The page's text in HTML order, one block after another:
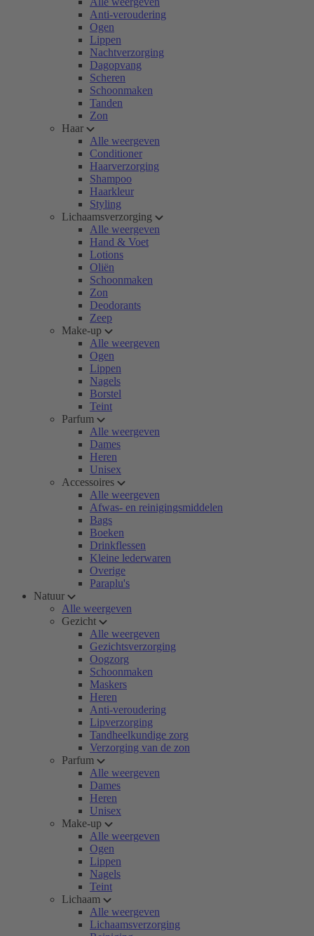
Anti-veroudering
Ogen
Lippen
Nachtverzorging
Dagopvang
Scheren
Schoonmaken
Tanden
Zon
Haar
Alle weergeven
Conditioner
Haarverzorging
Shampoo
Haarkleur
Styling
Lichaamsverzorging
Alle weergeven
Hand & Voet
Lotions
Oliën
Schoonmaken
Zon
Deodorants
Zeep
Make-up
Alle weergeven
Ogen
Lippen
Nagels
Borstel
Teint
Parfum
Alle weergeven
Dames
Heren
Unisex
Accessoires
Alle weergeven
Afwas- en reinigingsmiddelen
Bags
Boeken
Drinkflessen
Kleine lederwaren
Overige
Paraplu's
Natuur
Alle weergeven
Gezicht
Alle weergeven
Gezichtsverzorging
Oogzorg
Schoonmaken
Maskers
Heren
Anti-veroudering
Lipverzorging
Tandheelkundige zorg
Verzorging van de zon
Parfum
Alle weergeven
Dames
Heren
Unisex
Make-up
Alle weergeven
Ogen
Lippen
Nagels
Teint
Lichaam
Alle weergeven
Lichaamsverzorging